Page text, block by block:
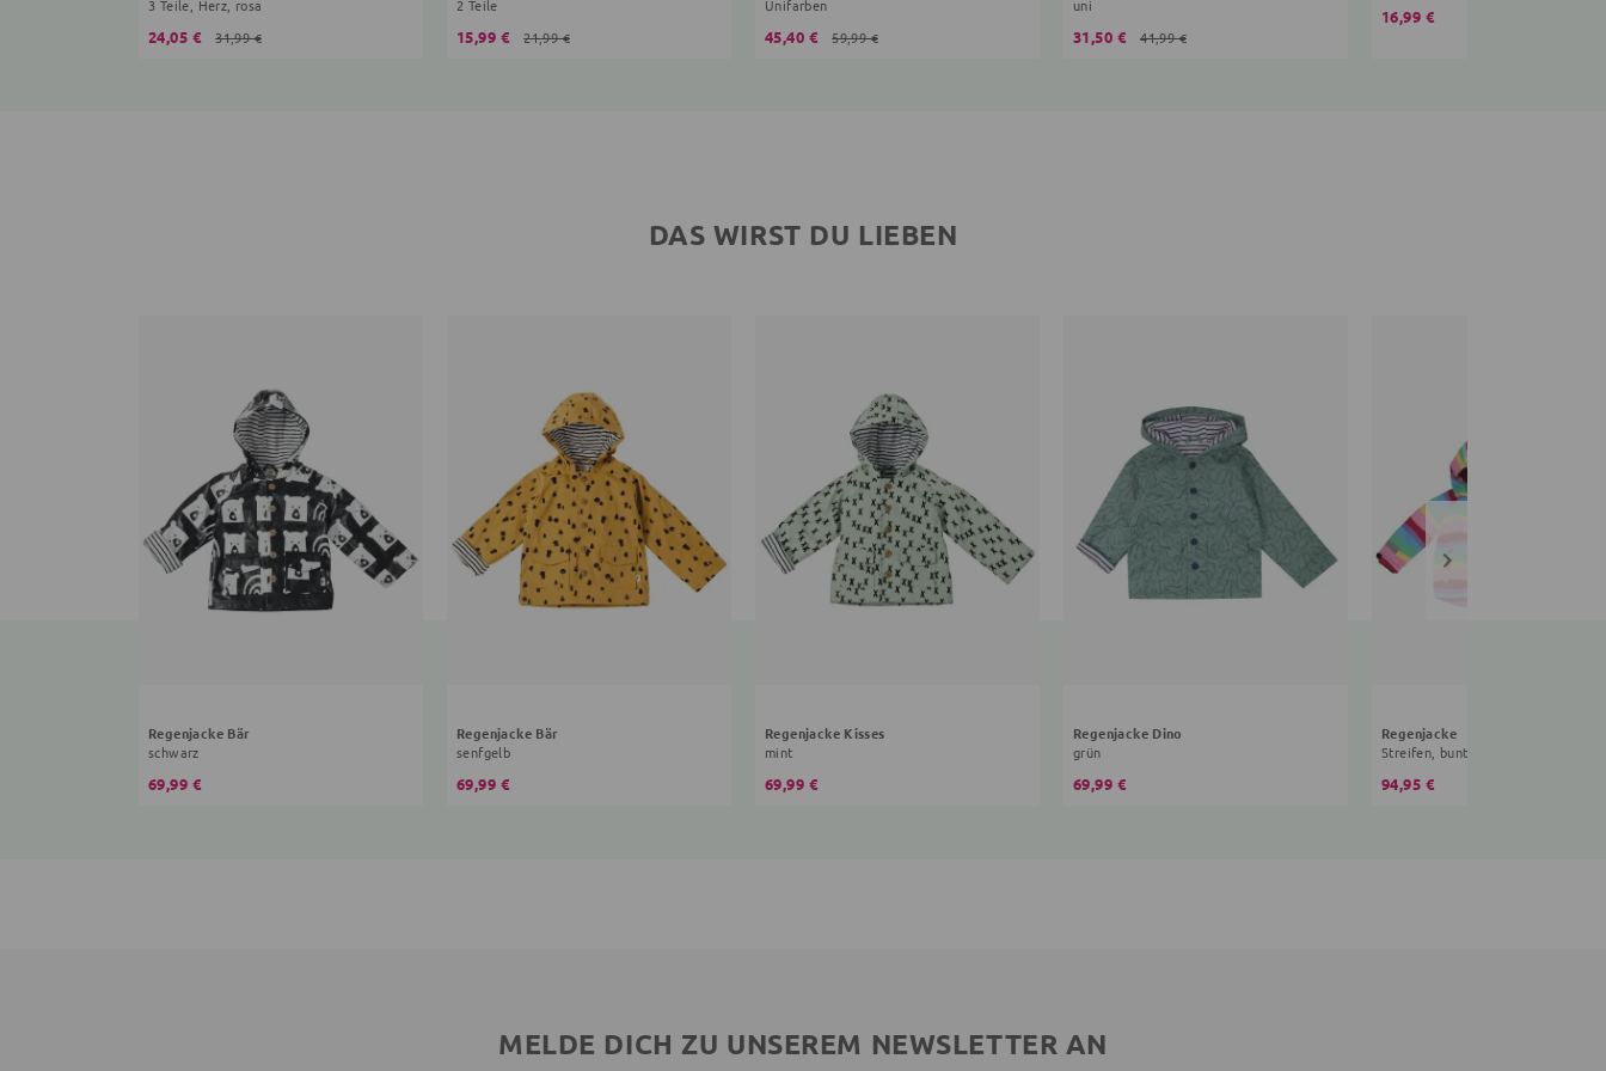
3 Teile, Herz, rosa
24,05 € 31,99 €
2 Teile
15,99 € 21,99 €
Unifarben
45,40 € 59,99 €
uni
31,50 € 41,99 €
16,99 €
DAS WIRST DU LIEBEN
Regenjacke Bär
schwarz
69,99 €
Regenjacke Bär
senfgelb
69,99 €
Regenjacke Kisses
mint
69,99 €
Regenjacke Dino
grün
69,99 €
Regenjacke
Streifen, bunt
94,95 €
MELDE DICH ZU UNSEREM NEWSLETTER AN